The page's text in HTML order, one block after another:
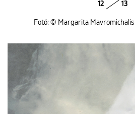
12 13
Fotó: © Margarita